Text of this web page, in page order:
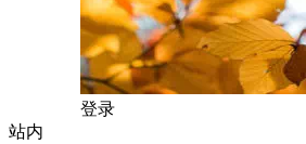
登录
站内